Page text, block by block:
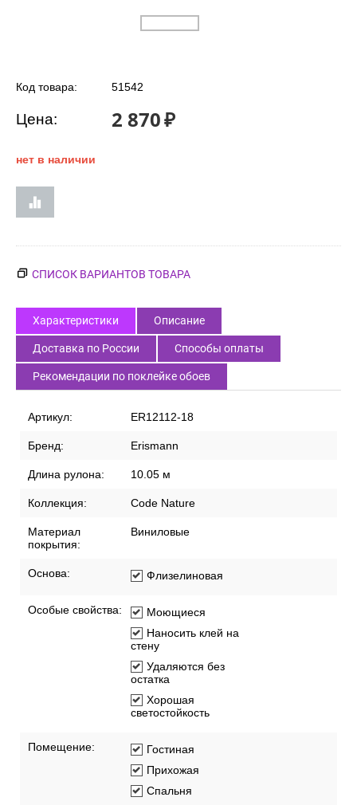
Код товара: 51542
Цена: 2 870₽
нет в наличии
СПИСОК ВАРИАНТОВ ТОВАРА
Характеристики Описание
Доставка по России Способы оплаты
Рекомендации по поклейке обоев
Артикул: ER12112-18
Бренд: Erismann
Длина рулона: 10.05 м
Коллекция: Code Nature
Материал
покрытия:
Виниловые
Основа: Флизелиновая
Особые свойства:
Моющиеся
Наносить клей на
стену
Удаляются без
остатка
Хорошая
светостойкость
Помещение:
Гостиная
Прихожая
Спальня